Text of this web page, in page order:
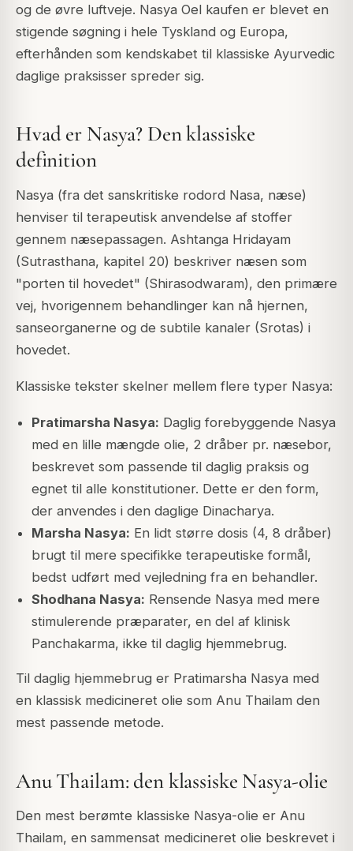
og de øvre luftveje. Nasya Oel kaufen er blevet en
stigende søgning i hele Tyskland og Europa,
efterhånden som kendskabet til klassiske Ayurvedic
daglige praksisser spreder sig.
Hvad er Nasya? Den klassiske
definition
Nasya (fra det sanskritiske rodord Nasa, næse)
henviser til terapeutisk anvendelse af stoffer
gennem næsepassagen. Ashtanga Hridayam
(Sutrasthana, kapitel 20) beskriver næsen som
"porten til hovedet" (Shirasodwaram), den primære
vej, hvorigennem behandlinger kan nå hjernen,
sanseorganerne og de subtile kanaler (Srotas) i
hovedet.
Klassiske tekster skelner mellem flere typer Nasya:
Pratimarsha Nasya: Daglig forebyggende Nasya
med en lille mængde olie, 2 dråber pr. næsebor,
beskrevet som passende til daglig praksis og
egnet til alle konstitutioner. Dette er den form,
der anvendes i den daglige Dinacharya.
Marsha Nasya: En lidt større dosis (4, 8 dråber)
brugt til mere specifikke terapeutiske formål,
bedst udført med vejledning fra en behandler.
Shodhana Nasya: Rensende Nasya med mere
stimulerende præparater, en del af klinisk
Panchakarma, ikke til daglig hjemmebrug.
Til daglig hjemmebrug er Pratimarsha Nasya med
en klassisk medicineret olie som Anu Thailam den
mest passende metode.
Anu Thailam: den klassiske Nasya-olie
Den mest berømte klassiske Nasya-olie er Anu
Thailam, en sammensat medicineret olie beskrevet i